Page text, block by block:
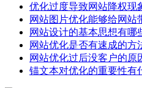
优化过度导致网站降权现
网站图片优化能够给网站
网站设计的基本思想有哪
网站优化是否有速成的方
网站优化过后没客户的原
锚文本对优化的重要性有